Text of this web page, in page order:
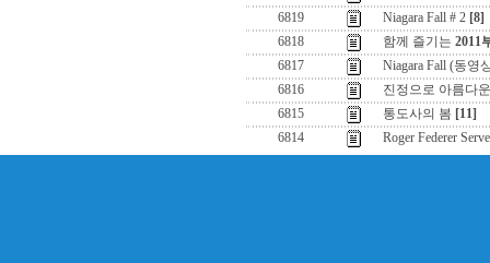
6819
Niagara Fall # 2 [8]
6818
함께 즐기는 2011
6817
Niagara Fall (동영
6816
진정으로 아름다
6815
통도사의 봄 [11]
6814
Roger Federer